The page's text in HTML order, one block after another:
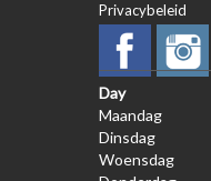
Privacybeleid
Day
Maandag
Dinsdag
Woensdag